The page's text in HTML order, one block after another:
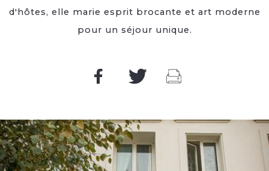
d'hôtes, elle marie esprit brocante et art moderne
pour un séjour unique.